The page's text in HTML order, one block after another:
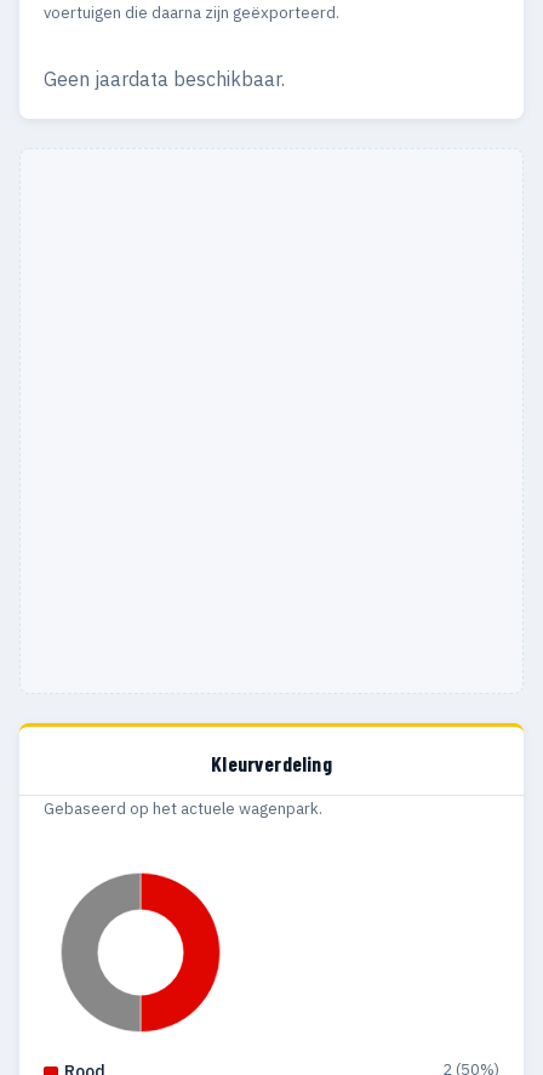
voertuigen die daarna zijn geëxporteerd.
Geen jaardata beschikbaar.
Kleurverdeling
Gebaseerd op het actuele wagenpark.
2 (50%)